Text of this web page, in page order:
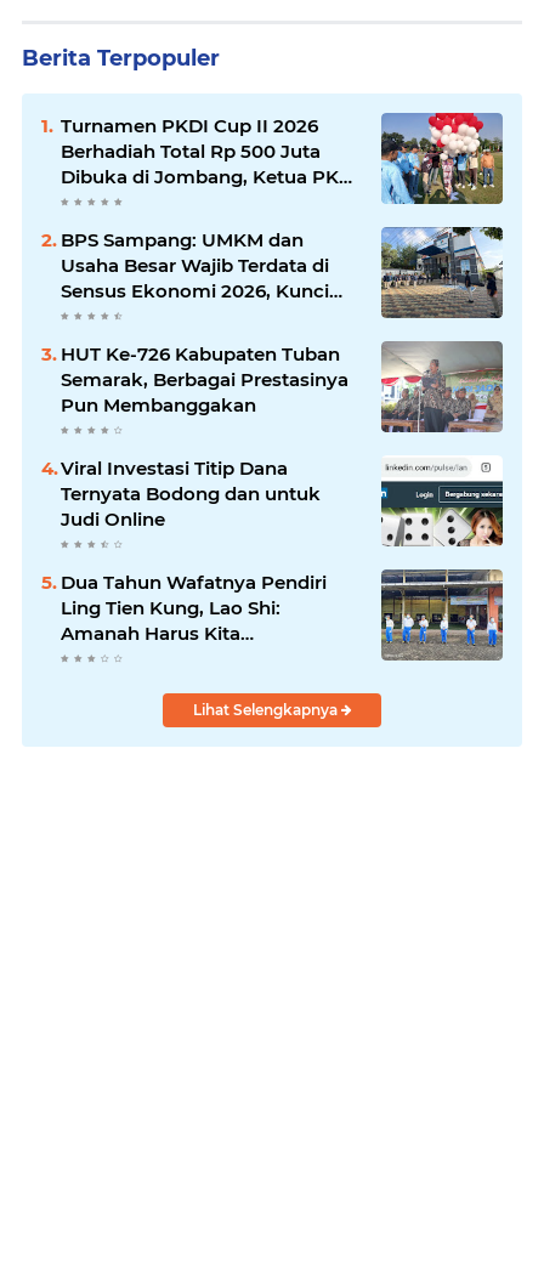
Berita Terpopuler
Turnamen PKDI Cup II 2026
Berhadiah Total Rp 500 Juta
Dibuka di Jombang, Ketua PKDI
Jatim Syaifullah Mahdi: Ajang
Komunikasi Antar-Kades untuk
Memajukan Desa
BPS Sampang: UMKM dan
Usaha Besar Wajib Terdata di
Sensus Ekonomi 2026, Kunci
Kebijakan Tepat Sasaran
HUT Ke-726 Kabupaten Tuban
Semarak, Berbagai Prestasinya
Pun Membanggakan
Viral Investasi Titip Dana
Ternyata Bodong dan untuk
Judi Online
Dua Tahun Wafatnya Pendiri
Ling Tien Kung, Lao Shi:
Amanah Harus Kita
Laksanakan!
Lihat Selengkapnya